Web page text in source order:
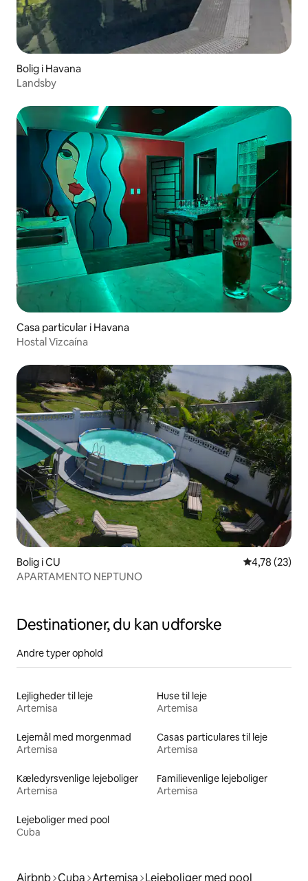
Bolig i Havana
Landsby
Casa particular i Havana
Hostal Vizcaína
Bolig i CU 4,78 ud af 5
4,78 (23)
APARTAMENTO NEPTUNO
Destinationer, du kan udforske
Andre typer ophold
Lejligheder til leje
Artemisa
Huse til leje
Artemisa
Lejemål med morgenmad
Artemisa
Casas particulares til leje
Artemisa
Kæledyrsvenlige lejeboliger
Artemisa
Familievenlige lejeboliger
Artemisa
Lejeboliger med pool
Cuba
Airbnb Cuba Artemisa Lejeboliger med pool